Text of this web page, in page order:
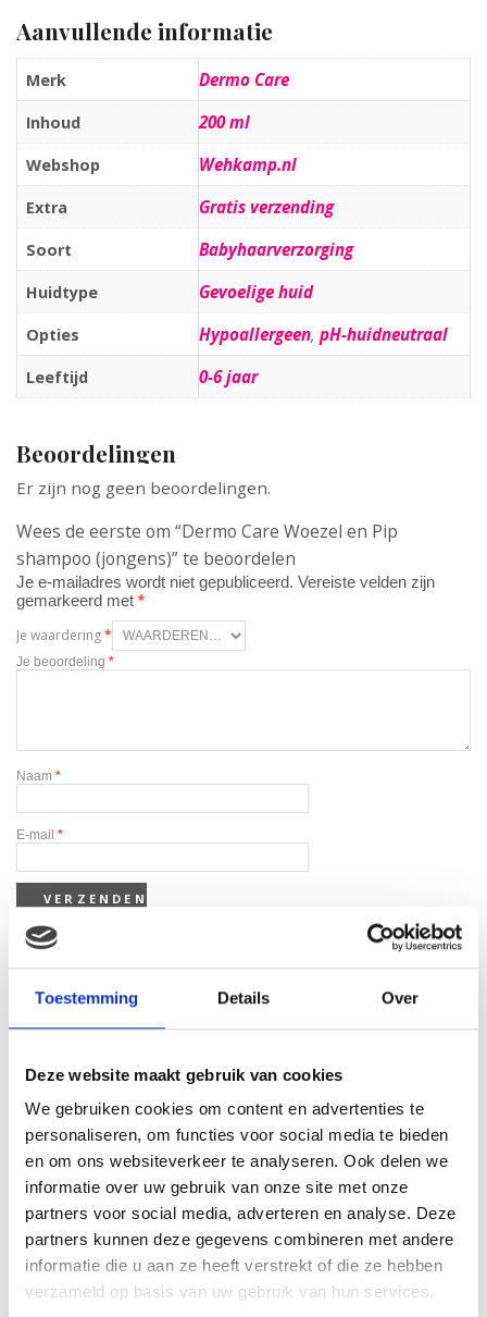
Toestemming Details Over
Deze website maakt gebruik van cookies
We gebruiken cookies om content en advertenties te
personaliseren, om functies voor social media te bieden
en om ons websiteverkeer te analyseren. Ook delen we
informatie over uw gebruik van onze site met onze
partners voor social media, adverteren en analyse. Deze
partners kunnen deze gegevens combineren met andere
informatie die u aan ze heeft verstrekt of die ze hebben
verzameld op basis van uw gebruik van hun services.
Aanvullende informatie
Merk Dermo Care
Inhoud 200 ml
Webshop Wehkamp.nl
Extra Gratis verzending
Soort Babyhaarverzorging
Huidtype Gevoelige huid
Opties Hypoallergeen, pH-huidneutraal
Leeftijd 0-6 jaar
Beoordelingen
Er zijn nog geen beoordelingen.
Wees de eerste om “Dermo Care Woezel en Pip
shampoo (jongens)” te beoordelen
Je e-mailadres wordt niet gepubliceerd. Vereiste velden zijn
gemarkeerd met *
Je waardering*
Je beoordeling *
Naam *
E-mail *
Gerelateerde producten